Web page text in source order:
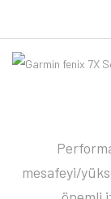
mesafeyi/